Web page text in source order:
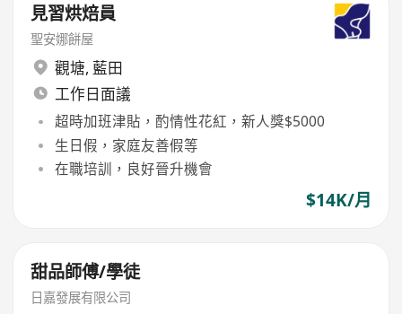
見習烘焙員
聖安娜餅屋
觀塘, 藍田
工作日面議
超時加班津貼，酌情性花紅，新人獎$5000
生日假，家庭友善假等
在職培訓，良好晉升機會
$14K/月
甜品師傅/學徒
日嘉發展有限公司